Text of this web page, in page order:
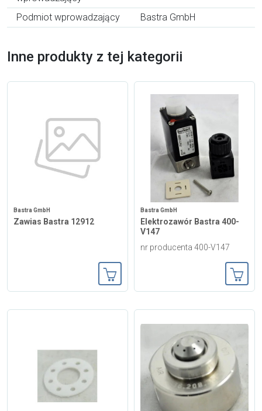
Podmiot wprowadzający Bastra GmbH
Inne produkty z tej kategorii
Bastra GmbH
Zawias Bastra 12912
Dodaj do koszyka
Bastra GmbH
Elektrozawór Bastra 400-
V147
nr producenta 400-V147